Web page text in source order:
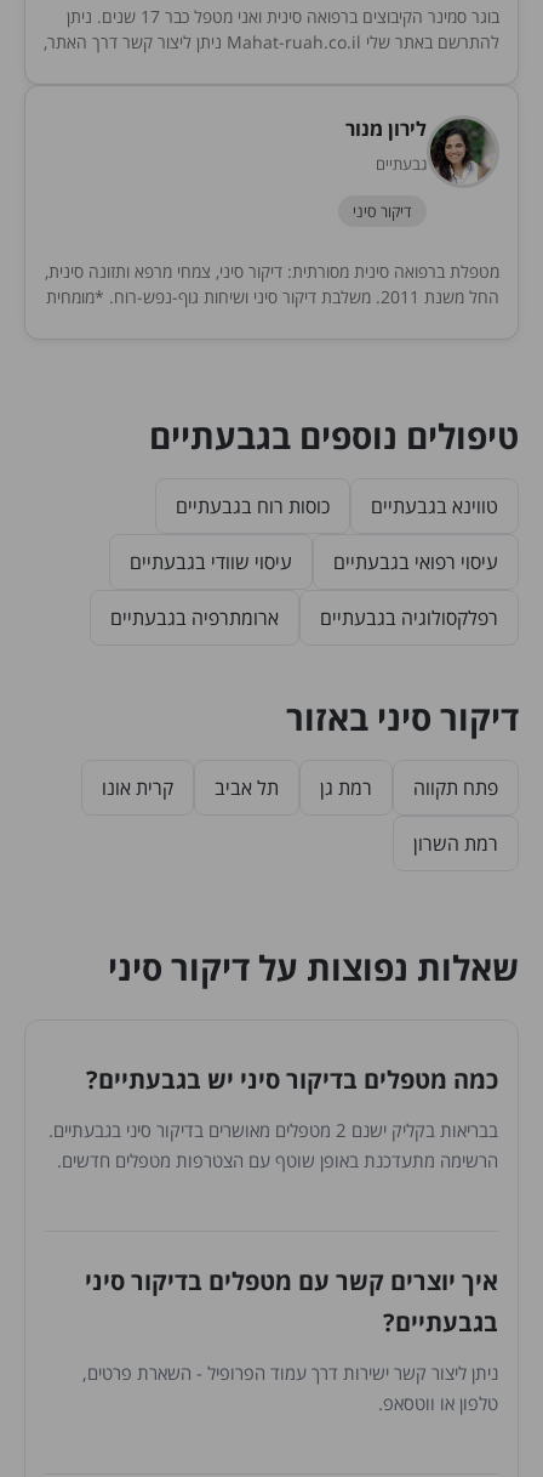
בוגר סמינר הקיבוצים ברפואה סינית ואני מטפל כבר 17 שנים. ניתן
להתרשם באתר שלי Mahat-ruah.co.il ניתן ליצור קשר דרך האתר,
לירון מנור
גבעתיים
דיקור סיני
מטפלת ברפואה סינית מסורתית: דיקור סיני, צמחי מרפא ותזונה סינית,
החל משנת 2011. משלבת דיקור סיני ושיחות גוף-נפש-רוח. *מומחית
טיפולים נוספים בגבעתיים
טווינא בגבעתיים כוסות רוח בגבעתיים
עיסוי רפואי בגבעתיים עיסוי שוודי בגבעתיים
רפלקסולוגיה בגבעתיים ארומתרפיה בגבעתיים
דיקור סיני באזור
פתח תקווה רמת גן תל אביב קרית אונו
רמת השרון
שאלות נפוצות על דיקור סיני
כמה מטפלים בדיקור סיני יש בגבעתיים?
בבריאות בקליק ישנם 2 מטפלים מאושרים בדיקור סיני בגבעתיים.
הרשימה מתעדכנת באופן שוטף עם הצטרפות מטפלים חדשים.
איך יוצרים קשר עם מטפלים בדיקור סיני
בגבעתיים?
ניתן ליצור קשר ישירות דרך עמוד הפרופיל - השארת פרטים,
טלפון או ווטסאפ.